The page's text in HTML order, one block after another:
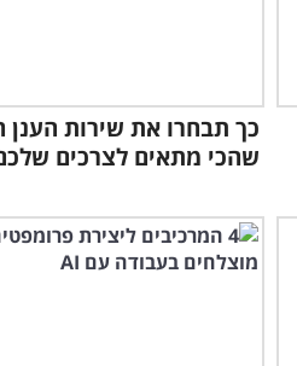
כך תבחרו את שירות הענן
שהכי מתאים לצרכים